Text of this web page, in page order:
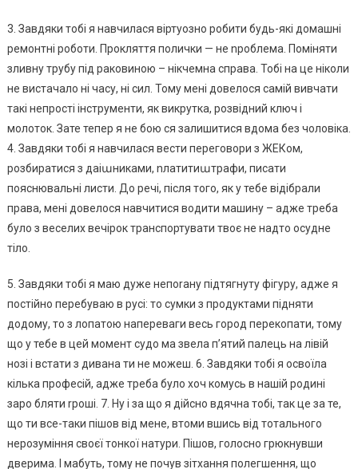
3. Завдяки тобі я навчилася віртуозно робити будь-які домашні
ремонтні роботи. Прокляття полички — не nроблема. Поміняти
зливну трубу під раковиною – нікчемна справа. Тобі на це ніколи
не вистачало ні часу, ні сил. Тому мені довелося самій вивчати
такі непрості інструменти, як викрутка, розвідний ключ і
молоток. Зате тепер я не бою ся залишитися вдома без чоловіка.
4. Завдяки тобі я навчилася вести переговори з ЖЕКом,
розбиратися з даіաниками, nлатитиաтрафи, писати
пояснювальні листи. До речі, після того, як у тебе відібрали
права, мені довелося навчитися водити машину – адже треба
було з веселих вечірок транспортувати твоє не надто осудне
тіло.
5. Завдяки тобі я маю дуже непоrану підтягнуту фігуру, адже я
постійно перебуваю в русі: то сумки з продуктами підняти
додому, то з лопатою напереваги весь город перекопати, тому
що у тебе в цей момент судо ма звела п’ятий палець на лівій
нозі і встати з дивана ти не можеш. 6. Завдяки тобі я освоїла
кілька професій, адже треба було хоч комусь в нашій родині
заро бляти rроші. 7. Ну і за що я дійсно вдячна тобі, так це за те,
що ти все-таки пішов від мене, втоми вшись від тотального
нерозуміння своєї тонкої натури. Пішов, голосно грюкнувши
дверима. І мабуть, тому не почув зітхання полегшення, що